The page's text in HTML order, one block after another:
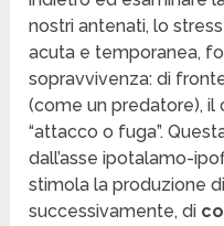
nostri antenati, lo
acuta e temporanea,
sopravvivenza: di
(come un predatore), il
“attacco o fuga”.
dall’asse ipotalamo-
stimola la produzione
successivamente, di